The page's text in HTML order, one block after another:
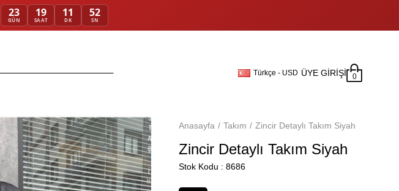
23
GÜN
19
SAAT
11
DK
50
SN
Türkçe - USD ÜYE GIRIŞI 0
Anasayfa Takım Zincir Detaylı Takım Siyah
Zincir Detaylı Takım Siyah
Stok Kodu 8686